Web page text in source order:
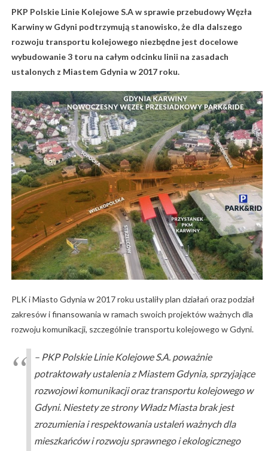
PKP Polskie Linie Kolejowe S.A w sprawie przebudowy Węzła
Karwiny w Gdyni podtrzymują stanowisko, że dla dalszego
rozwoju transportu kolejowego niezbędne jest docelowe
wybudowanie 3 toru na całym odcinku linii na zasadach
ustalonych z Miastem Gdynia w 2017 roku.
PLK i Miasto Gdynia w 2017 roku ustaliły plan działań oraz podział
zakresów i finansowania w ramach swoich projektów ważnych dla
rozwoju komunikacji, szczególnie transportu kolejowego w Gdyni.
– PKP Polskie Linie Kolejowe S.A. poważnie
potraktowały ustalenia z Miastem Gdynia, sprzyjające
rozwojowi komunikacji oraz transportu kolejowego w
Gdyni. Niestety ze strony Władz Miasta brak jest
zrozumienia i respektowania ustaleń ważnych dla
mieszkańców i rozwoju sprawnego i ekologicznego